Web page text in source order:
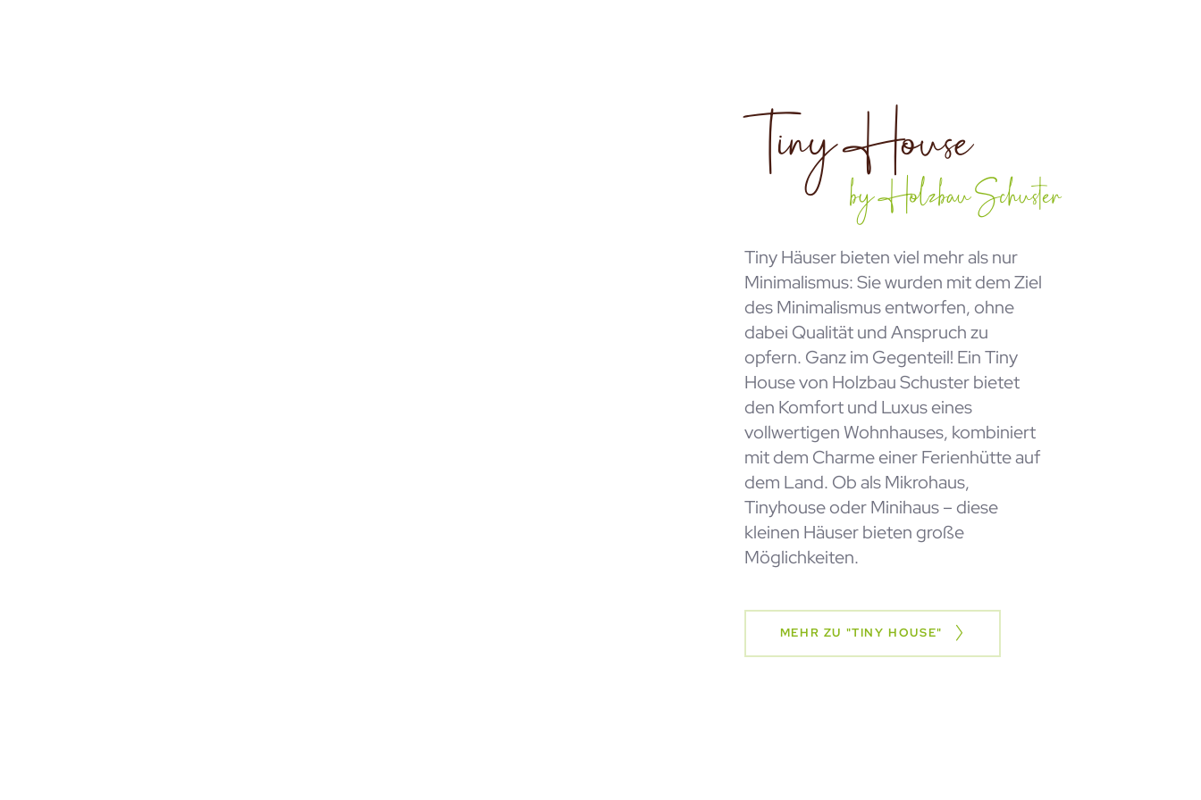
Tiny House
by Holzbau Schuster
Tiny Häuser bieten viel mehr als nur
Minimalismus: Sie wurden mit dem Ziel
des Minimalismus entworfen, ohne
dabei Qualität und Anspruch zu
opfern. Ganz im Gegenteil! Ein Tiny
House von Holzbau Schuster bietet
den Komfort und Luxus eines
vollwertigen Wohnhauses, kombiniert
mit dem Charme einer Ferienhütte auf
dem Land. Ob als Mikrohaus,
Tinyhouse oder Minihaus – diese
kleinen Häuser bieten große
Möglichkeiten.
MEHR ZU "TINY HOUSE"